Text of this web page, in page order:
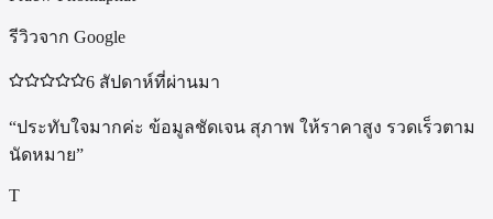
รีวิวจาก Google
6 สัปดาห์ที่ผ่านมา
“ประทับใจมากค่ะ ข้อมูลชัดเจน สุภาพ ให้ราคาสูง รวดเร็วตาม
นัดหมาย”
T